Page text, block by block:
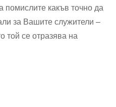
помислите какъв точно да
за Вашите служители –
той се отразява на